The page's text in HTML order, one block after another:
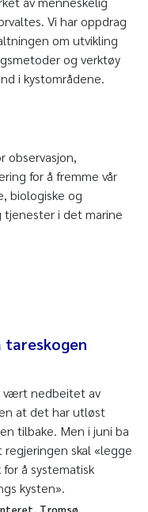
Vi har oppdrag
om utvikling
og verktøy
i kystområdene.
observasjon,
for å fremme vår
biologiske og
tjenester i det marine
tareskogen
vært nedbeitet av
at det har utløst
tilbake. Men i juni ba
skal «legge
å systematisk
kysten».